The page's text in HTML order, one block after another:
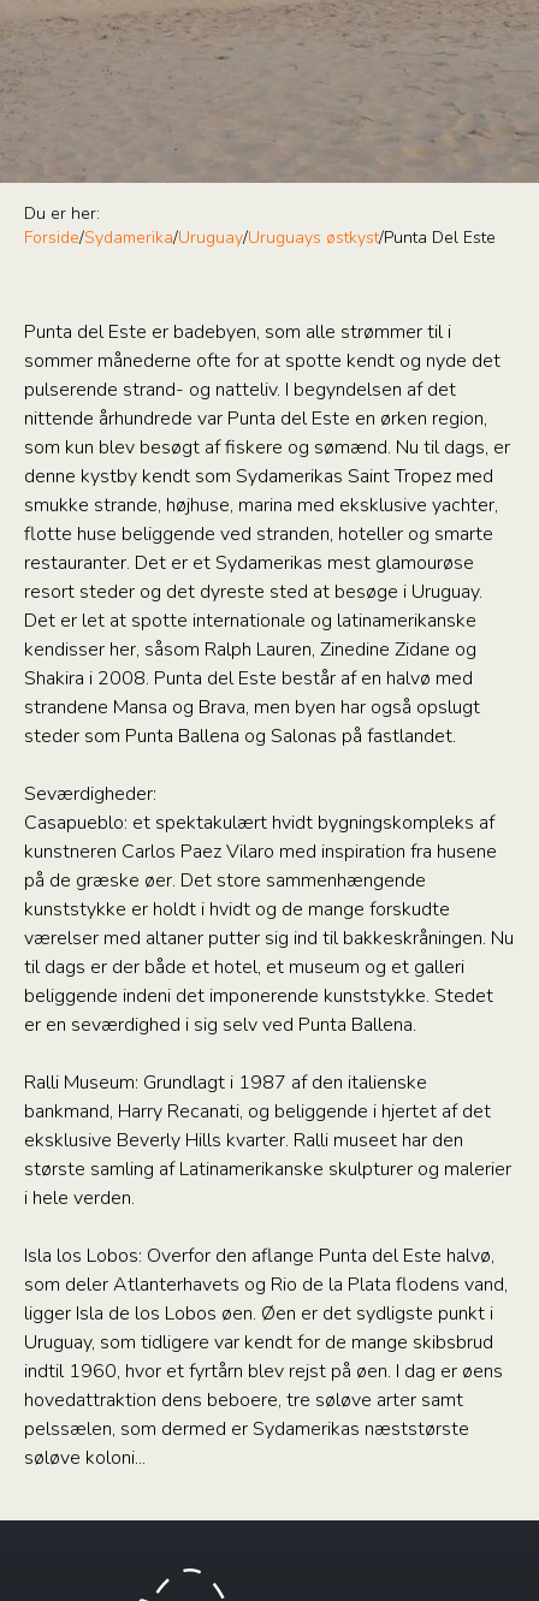
Du er her:
Forside/Sydamerika/Uruguay/Uruguays østkyst/Punta Del Este
Punta del Este er badebyen, som alle strømmer til i
sommer månederne ofte for at spotte kendt og nyde det
pulserende strand- og natteliv. I begyndelsen af det
nittende århundrede var Punta del Este en ørken region,
som kun blev besøgt af fiskere og sømænd. Nu til dags, er
denne kystby kendt som Sydamerikas Saint Tropez med
smukke strande, højhuse, marina med eksklusive yachter,
flotte huse beliggende ved stranden, hoteller og smarte
restauranter. Det er et Sydamerikas mest glamourøse
resort steder og det dyreste sted at besøge i Uruguay.
Det er let at spotte internationale og latinamerikanske
kendisser her, såsom Ralph Lauren, Zinedine Zidane og
Shakira i 2008. Punta del Este består af en halvø med
strandene Mansa og Brava, men byen har også opslugt
steder som Punta Ballena og Salonas på fastlandet.
Seværdigheder:
Casapueblo: et spektakulært hvidt bygningskompleks af
kunstneren Carlos Paez Vilaro med inspiration fra husene
på de græske øer. Det store sammenhængende
kunststykke er holdt i hvidt og de mange forskudte
værelser med altaner putter sig ind til bakkeskråningen. Nu
til dags er der både et hotel, et museum og et galleri
beliggende indeni det imponerende kunststykke. Stedet
er en seværdighed i sig selv ved Punta Ballena.
Ralli Museum: Grundlagt i 1987 af den italienske
bankmand, Harry Recanati, og beliggende i hjertet af det
eksklusive Beverly Hills kvarter. Ralli museet har den
største samling af Latinamerikanske skulpturer og malerier
i hele verden.
Isla los Lobos: Overfor den aflange Punta del Este halvø,
som deler Atlanterhavets og Rio de la Plata flodens vand,
ligger Isla de los Lobos øen. Øen er det sydligste punkt i
Uruguay, som tidligere var kendt for de mange skibsbrud
indtil 1960, hvor et fyrtårn blev rejst på øen. I dag er øens
hovedattraktion dens beboere, tre søløve arter samt
pelssælen, som dermed er Sydamerikas næststørste
søløve koloni...